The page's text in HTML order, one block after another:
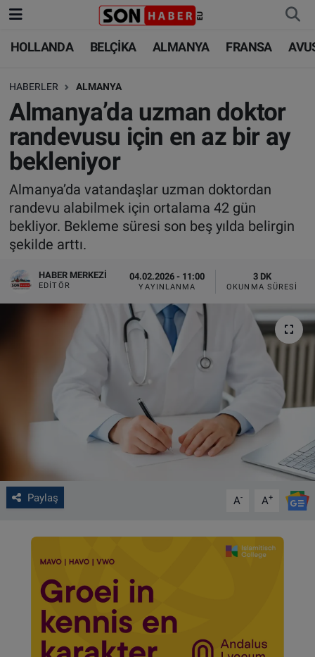
HOLLANDA BELÇİKA ALMANYA FRANSA
HABERLER ALMANYA
Almanya’da uzman doktor
randevusu için en az bir ay
bekleniyor
Almanya’da vatandaşlar uzman doktordan
randevu alabilmek için ortalama 42 gün
bekliyor. Bekleme süresi son beş yılda belirgin
şekilde arttı.
HABER MERKEZI
EDITÖR
04.02.2026 - 11:00
YAYINLANMA
3 DK
OKUNMA SÜRESI
Paylaş A- A+
HOLLANDA
BELÇİKA
ALMANYA
FRANSA
AVUSTURYA
SAĞLIK - YAŞAM
BİLİM-TEKNOLOJİ
HOLLANDA
BELÇİKA
ALMANYA
TÜRKİYE
DÜNYA
BİLİM-TEKNOLOJİ
SAĞLIK
FOTO GALERİ
VIDEO GALERİ
ALGEMENE VOORWAARDEN
CONTACT
Çerez Politikası
Nöbetçi Eczaneler
Hava Durumu
Trafik Durumu
Süper Lig Puan Durumu ve Fikstür
Tüm Manşetler
Son Dakika Haberleri
Haber Arşivi